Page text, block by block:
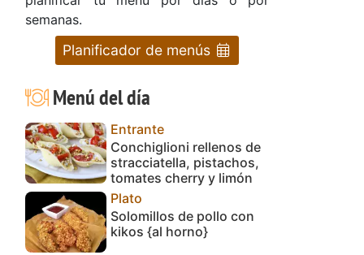
semanas.
Planificador de menús
Menú del día
Entrante
Conchiglioni rellenos de
stracciatella, pistachos,
tomates cherry y limón
Plato
Solomillos de pollo con
kikos {al horno}